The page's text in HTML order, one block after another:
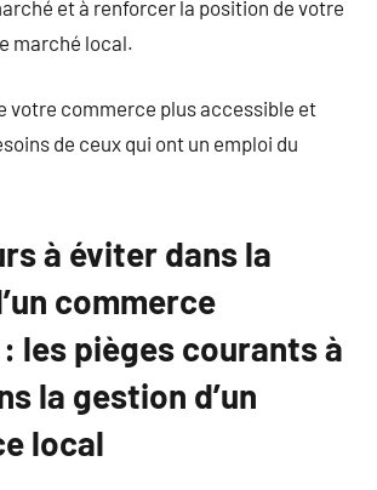
et à renforcer la position de votre
marché local.
votre commerce plus accessible et
de ceux qui ont un emploi du
à éviter dans la
commerce
les pièges courants à
la gestion d’un
local